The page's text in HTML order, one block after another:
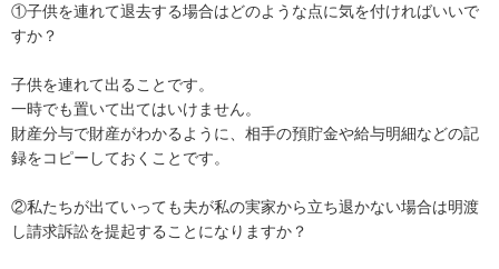
①子供を連れて退去する場合はどのような点に気を付ければいいで
すか？
子供を連れて出ることです。
一時でも置いて出てはいけません。
財産分与で財産がわかるように、相手の預貯金や給与明細などの記
録をコピーしておくことです。
②私たちが出ていっても夫が私の実家から立ち退かない場合は明渡
し請求訴訟を提起することになりますか？